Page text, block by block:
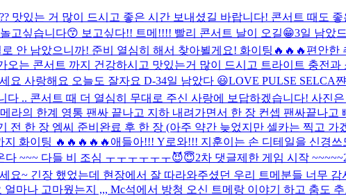
맛있는 거 많이 드시고 좋은 시간 보내셨길 바랍니다! 콘서트 때도
고싶습니다😙 보고싶다!! 트메!!!! 빨리 콘서트 날이 오길😁3일 남았
안 남았으니까! 준비 열심히 해서 찾아뵐게요! 화이팅🔥🔥🔥 편안한
오는 콘서트 까지 건강하시고 맛있는거 많이 드시고 트라이트 충전
요 사랑해요 오늘도 잘자요 D-34일 남았다 😃LOVE PULSE SELCA
다 .. 콘서트 때 더 열심히 무대로 주신 사랑에 보답하겠습니다! 사진
라의 한계 영통 팬싸 끝나고 지하 내려가면서 한 장 컨셉 팬싸끝나
전 한 장 엠씨 준비완료 후 한 장 (아주 약간 늦었지만 셀카는 찍고
지 화이팅 🔥🔥🔥🔥🔥 애들아!!! Y로와!!! 지훈이는 손 디테일을 신경
다 ~~~ 다들 비 조심 ㅜㅜㅜㅜㅜㅜ😈😇2차 댓글제한 게임 시작 ~~~~~
요~ 긴장 했었는데 현장에서 잘 따라와주셨던 우리 트메분들 너무 감
마나 고마웠는지 ,,, Mc석에서 방청 오신 트메랑 이야기 하고 춤도